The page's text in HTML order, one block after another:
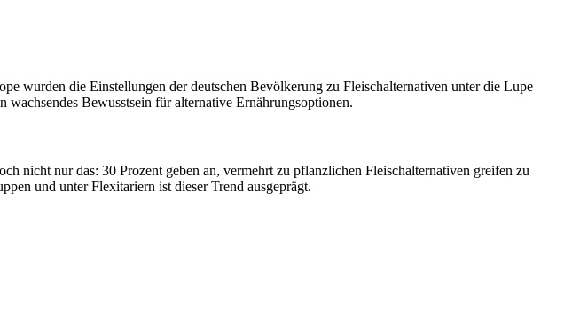
wurden die Einstellungen der deutschen Bevölkerung zu Fleischalternativen unter die Lupe
Bewusstsein für alternative Ernährungsoptionen.
nicht nur das: 30 Prozent geben an, vermehrt zu pflanzlichen Fleischalternativen greifen zu
und unter Flexitariern ist dieser Trend ausgeprägt.